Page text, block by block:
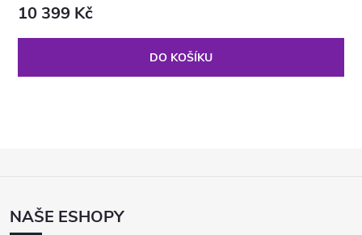
10 399 Kč
DO KOŠÍKU
ANAŠE ESHOPY